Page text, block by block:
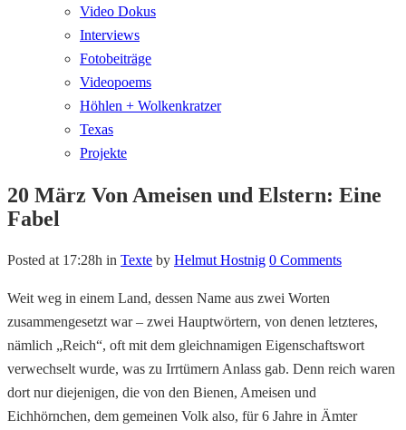
Video Dokus
Interviews
Fotobeiträge
Videopoems
Höhlen + Wolkenkratzer
Texas
Projekte
20 März Von Ameisen und Elstern: Eine
Fabel
Posted at 17:28h in Texte by Helmut Hostnig 0 Comments
Weit weg in einem Land, dessen Name aus zwei Worten
zusammengesetzt war – zwei Hauptwörtern, von denen letzteres,
nämlich „Reich“, oft mit dem gleichnamigen Eigenschaftswort
verwechselt wurde, was zu Irrtümern Anlass gab. Denn reich waren
dort nur diejenigen, die von den Bienen, Ameisen und
Eichhörnchen, dem gemeinen Volk also, für 6 Jahre in Ämter